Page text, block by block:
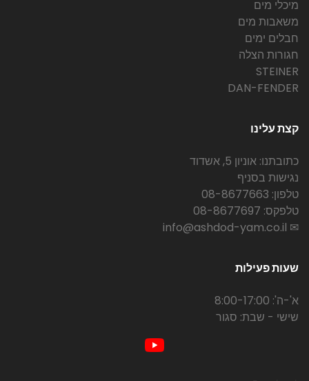
מיכלי מים
משאבות מים
חבלים ימים
חגורות הצלה
STEINER
DAN-FENDER
קצת עלינו
כתובתנו: אוניון 5, אשדוד
נגישות בסניף
טלפון: 08-8677663
טלפקס: 08-8677697
✉ info@ashdod-yam.co.il
שעות פעילות
א'-ה': 8:00-17:00
שישי - שבת: סגור